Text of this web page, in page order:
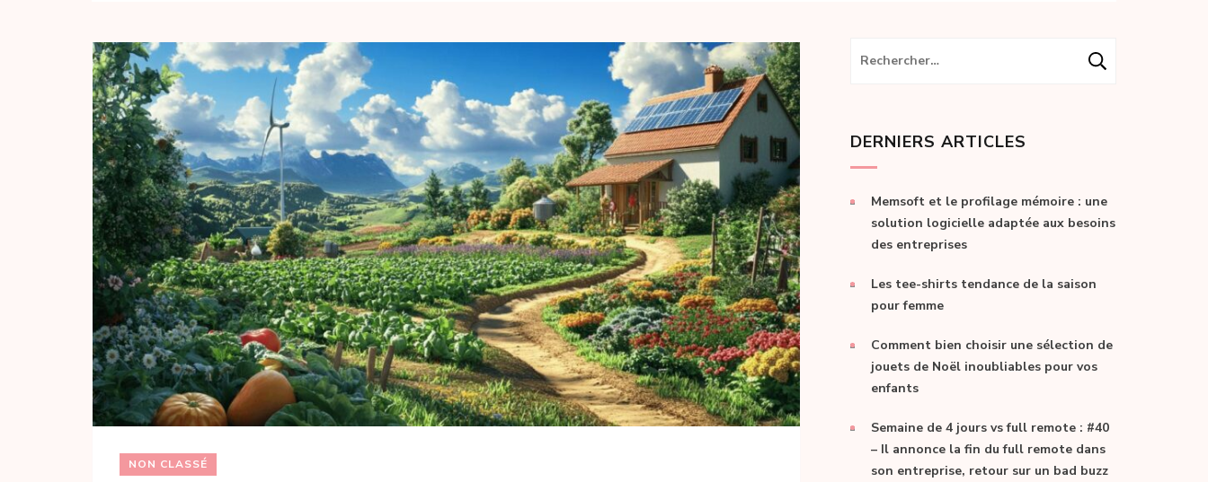
NON CLASSÉ
Rechercher :
DERNIERS ARTICLES
Memsoft et le profilage mémoire : une
solution logicielle adaptée aux besoins
des entreprises
Les tee-shirts tendance de la saison
pour femme
Comment bien choisir une sélection de
jouets de Noël inoubliables pour vos
enfants
Semaine de 4 jours vs full remote : #40
– Il annonce la fin du full remote dans
son entreprise, retour sur un bad buzz